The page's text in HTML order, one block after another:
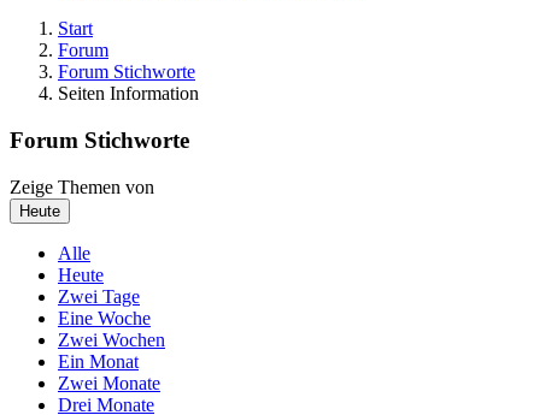
Start
Forum
Forum Stichworte
Seiten Information
Forum Stichworte
Zeige Themen von
Heute
Alle
Heute
Zwei Tage
Eine Woche
Zwei Wochen
Ein Monat
Zwei Monate
Drei Monate